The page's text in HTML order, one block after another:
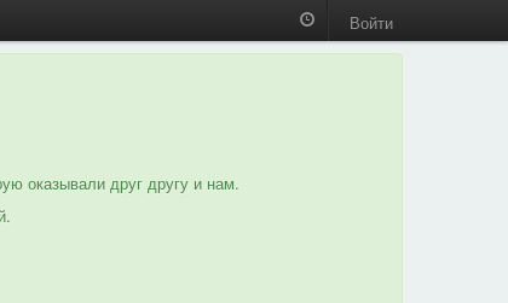
Войти
оказывали друг другу и нам.